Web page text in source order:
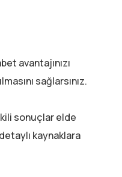
avantajınızı
sağlarsınız.
sonuçlar elde
kaynaklara